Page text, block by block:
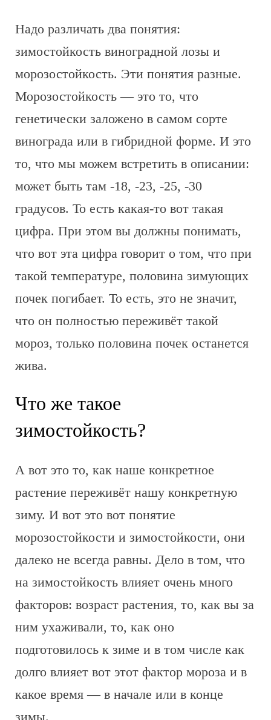
Надо различать два понятия:
зимостойкость виноградной лозы и
морозостойкость. Эти понятия разные.
Морозостойкость — это то, что
генетически заложено в самом сорте
винограда или в гибридной форме. И это
то, что мы можем встретить в описании:
может быть там -18, -23, -25, -30
градусов. То есть какая-то вот такая
цифра. При этом вы должны понимать,
что вот эта цифра говорит о том, что при
такой температуре, половина зимующих
почек погибает. То есть, это не значит,
что он полностью переживёт такой
мороз, только половина почек останется
жива.
Что же такое
зимостойкость?
А вот это то, как наше конкретное
растение переживёт нашу конкретную
зиму. И вот это вот понятие
морозостойкости и зимостойкости, они
далеко не всегда равны. Дело в том, что
на зимостойкость влияет очень много
факторов: возраст растения, то, как вы за
ним ухаживали, то, как оно
подготовилось к зиме и в том числе как
долго влияет вот этот фактор мороза и в
какое время — в начале или в конце
зимы.